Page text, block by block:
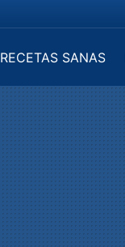
RECETAS SANAS